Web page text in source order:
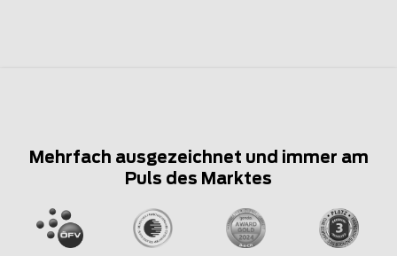
Mehrfach ausgezeichnet und immer am
Puls des Marktes